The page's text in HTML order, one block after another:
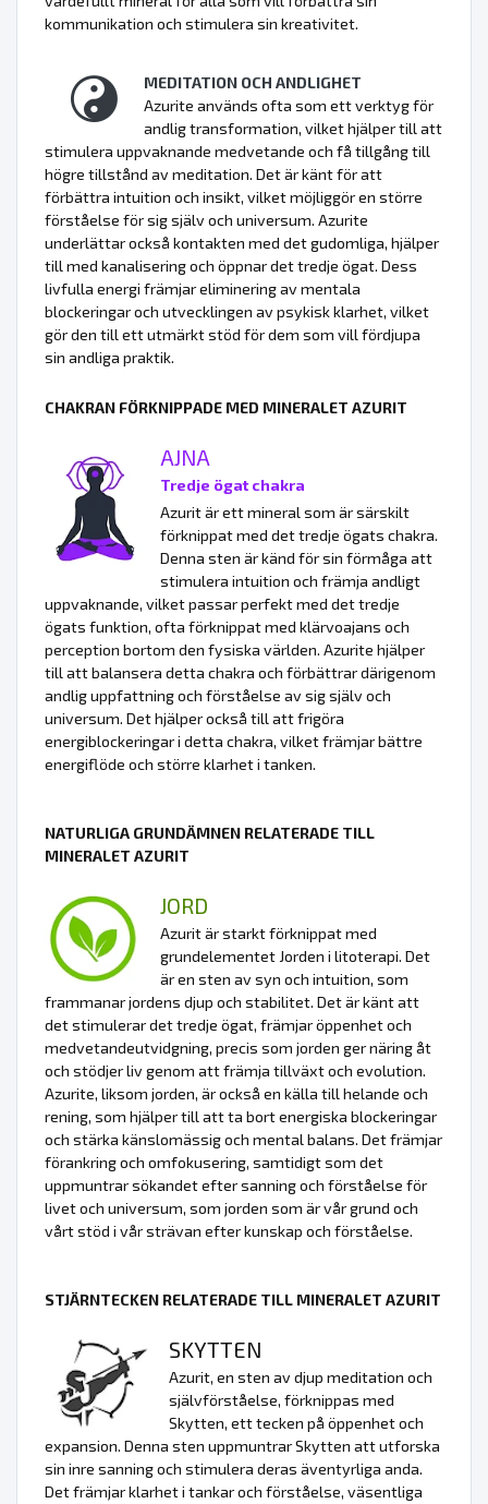
kommunikation och stimulera sin kreativitet.
MEDITATION OCH ANDLIGHET
Azurite används ofta som ett verktyg för
andlig transformation, vilket hjälper till att
stimulera uppvaknande medvetande och få tillgång till
högre tillstånd av meditation. Det är känt för att
förbättra intuition och insikt, vilket möjliggör en större
förståelse för sig själv och universum. Azurite
underlättar också kontakten med det gudomliga, hjälper
till med kanalisering och öppnar det tredje ögat. Dess
livfulla energi främjar eliminering av mentala
blockeringar och utvecklingen av psykisk klarhet, vilket
gör den till ett utmärkt stöd för dem som vill fördjupa
sin andliga praktik.
CHAKRAN FÖRKNIPPADE MED MINERALET AZURIT
AJNA
Tredje ögat chakra
Azurit är ett mineral som är särskilt
förknippat med det tredje ögats chakra.
Denna sten är känd för sin förmåga att
stimulera intuition och främja andligt
uppvaknande, vilket passar perfekt med det tredje
ögats funktion, ofta förknippat med klärvoajans och
perception bortom den fysiska världen. Azurite hjälper
till att balansera detta chakra och förbättrar därigenom
andlig uppfattning och förståelse av sig själv och
universum. Det hjälper också till att frigöra
energiblockeringar i detta chakra, vilket främjar bättre
energiflöde och större klarhet i tanken.
NATURLIGA GRUNDÄMNEN RELATERADE TILL
MINERALET AZURIT
JORD
Azurit är starkt förknippat med
grundelementet Jorden i litoterapi. Det
är en sten av syn och intuition, som
frammanar jordens djup och stabilitet. Det är känt att
det stimulerar det tredje ögat, främjar öppenhet och
medvetandeutvidgning, precis som jorden ger näring åt
och stödjer liv genom att främja tillväxt och evolution.
Azurite, liksom jorden, är också en källa till helande och
rening, som hjälper till att ta bort energiska blockeringar
och stärka känslomässig och mental balans. Det främjar
förankring och omfokusering, samtidigt som det
uppmuntrar sökandet efter sanning och förståelse för
livet och universum, som jorden som är vår grund och
vårt stöd i vår strävan efter kunskap och förståelse.
STJÄRNTECKEN RELATERADE TILL MINERALET AZURIT
SKYTTEN
Azurit, en sten av djup meditation och
självförståelse, förknippas med
Skytten, ett tecken på öppenhet och
expansion. Denna sten uppmuntrar Skytten att utforska
sin inre sanning och stimulera deras äventyrliga anda.
Det främjar klarhet i tankar och förståelse, väsentliga